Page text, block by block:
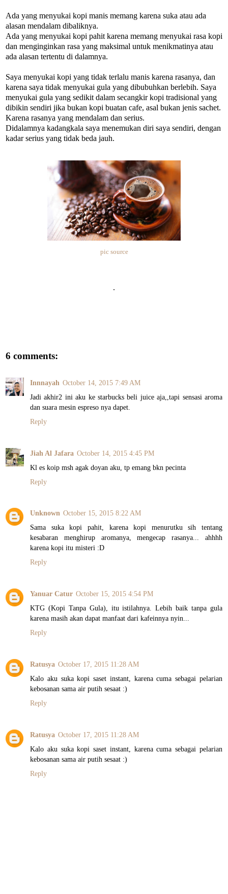
Ada yang menyukai kopi manis memang karena suka atau ada
alasan mendalam dibaliknya.
Ada yang menyukai kopi pahit karena memang menyukai rasa kopi
dan menginginkan rasa yang maksimal untuk menikmatinya atau
ada alasan tertentu di dalamnya.
Saya menyukai kopi yang tidak terlalu manis karena rasanya, dan
karena saya tidak menyukai gula yang dibubuhkan berlebih. Saya
menyukai gula yang sedikit dalam secangkir kopi tradisional yang
dibikin sendiri jika bukan kopi buatan cafe, asal bukan jenis sachet.
Karena rasanya yang mendalam dan serius.
Didalamnya kadangkala saya menemukan diri saya sendiri, dengan
kadar serius yang tidak beda jauh.
pic source
.
6 comments:
Innnayah October 14, 2015 7:49 AM
Jadi akhir2 ini aku ke starbucks beli juice aja,,tapi sensasi aroma
dan suara mesin espreso nya dapet.
Reply
Jiah Al Jafara October 14, 2015 4:45 PM
Kl es koip msh agak doyan aku, tp emang bkn pecinta
Reply
Unknown October 15, 2015 8:22 AM
Sama suka kopi pahit, karena kopi menurutku sih tentang
kesabaran menghirup aromanya, mengecap rasanya... ahhhh
karena kopi itu misteri :D
Reply
Yanuar Catur October 15, 2015 4:54 PM
KTG (Kopi Tanpa Gula), itu istilahnya. Lebih baik tanpa gula
karena masih akan dapat manfaat dari kafeinnya nyin...
Reply
Ratusya October 17, 2015 11:28 AM
Kalo aku suka kopi saset instant, karena cuma sebagai pelarian
kebosanan sama air putih sesaat :)
Reply
Ratusya October 17, 2015 11:28 AM
Kalo aku suka kopi saset instant, karena cuma sebagai pelarian
kebosanan sama air putih sesaat :)
Reply